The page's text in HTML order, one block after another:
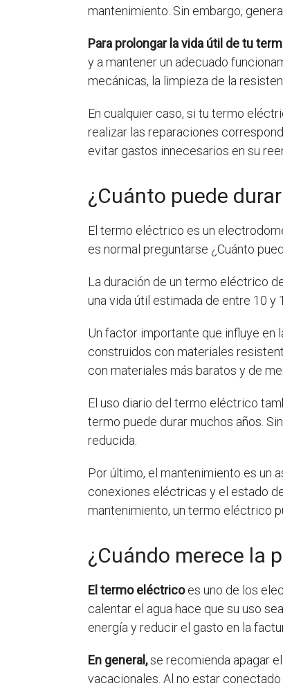
mantenimiento. Sin embargo,
Para prolongar la vida útil de tu
y a mantener un adecuado
mecánicas, la limpieza de la
En cualquier caso, si tu termo
realizar las reparaciones
evitar gastos innecesarios en su
¿Cuánto puede
El termo eléctrico es un
es normal preguntarse ¿Cuánto
La duración de un termo eléctrico
una vida útil estimada de entre 10 y
Un factor importante que influye
construidos con materiales
con materiales más baratos y de
El uso diario del termo eléctrico
termo puede durar muchos años.
reducida.
Por último, el mantenimiento es un
conexiones eléctricas y el estado
mantenimiento, un termo eléctrico
¿Cuándo merece la
El termo eléctricoes uno de los
calentar el agua hace que su uso
energía y reducir el gasto en la
En general,se recomienda apagar
vacacionales. Al no estar